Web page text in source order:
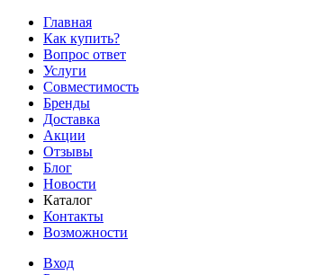
Главная
Как купить?
Вопрос ответ
Услуги
Совместимость
Бренды
Доставка
Акции
Отзывы
Блог
Новости
Каталог
Контакты
Возможности
Вход